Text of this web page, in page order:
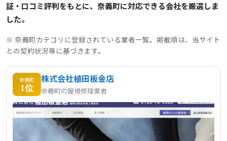
証・口コミ評判をもとに、奈義町に対応できる会社を厳選しま
した。
※ 奈義町カテゴリに登録されている業者一覧。掲載順は、当サイト
との契約状況等に基づきます。
奈義町
1位
株式会社植田板金店
奈義町の屋根修理業者